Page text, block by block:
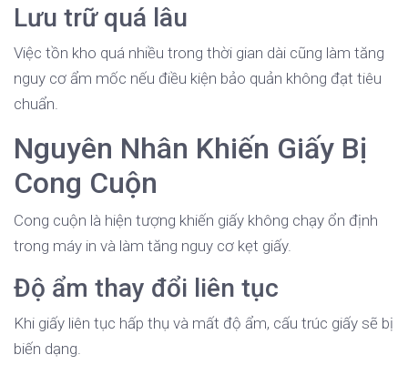
Lưu trữ quá lâu
Việc tồn kho quá nhiều trong thời gian dài cũng làm tăng
nguy cơ ẩm mốc nếu điều kiện bảo quản không đạt tiêu
chuẩn.
Nguyên Nhân Khiến Giấy Bị
Cong Cuộn
Cong cuộn là hiện tượng khiến giấy không chạy ổn định
trong máy in và làm tăng nguy cơ kẹt giấy.
Độ ẩm thay đổi liên tục
Khi giấy liên tục hấp thụ và mất độ ẩm, cấu trúc giấy sẽ bị
biến dạng.